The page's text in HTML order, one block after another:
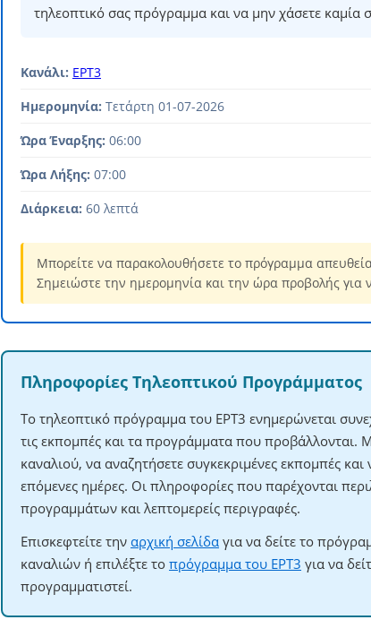
τηλεοπτικό σας πρόγραμμα και να μην χάσετε καμία
Κανάλι: ΕΡΤ3
Ημερομηνία: Τετάρτη 01-07-2026
Ώρα Έναρξης: 06:00
Ώρα Λήξης: 07:00
Διάρκεια: 60 λεπτά
Μπορείτε να παρακολουθήσετε το πρόγραμμα
Σημειώστε την ημερομηνία και την ώρα προβολής για
Πληροφορίες Τηλεοπτικού Προγράμματος
Το τηλεοπτικό πρόγραμμα του ΕΡΤ3 ενημερώνεται
τις εκπομπές και τα προγράμματα που προβάλλονται.
καναλιού, να αναζητήσετε συγκεκριμένες εκπομπές
επόμενες ημέρες. Οι πληροφορίες που παρέχονται
προγραμμάτων και λεπτομερείς περιγραφές.
Επισκεφτείτε την αρχική σελίδα για να δείτε το
καναλιών ή επιλέξτε το πρόγραμμα του ΕΡΤ3 για να
προγραμματιστεί.